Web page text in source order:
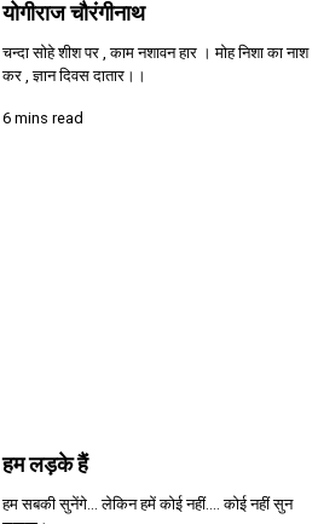
योगीराज चौरंगीनाथ
चन्दा सोहे शीश पर , काम नशावन हार । मोह निशा का नाश
कर , ज्ञान दिवस दातार।।
6 mins read
हम लड़के हैं
हम सबकी सुनेंगे... लेकिन हमें कोई नहीं.... कोई नहीं सुन